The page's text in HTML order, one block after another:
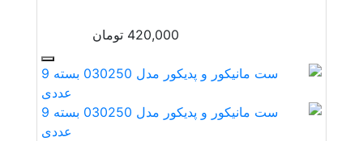
420,000 تومان